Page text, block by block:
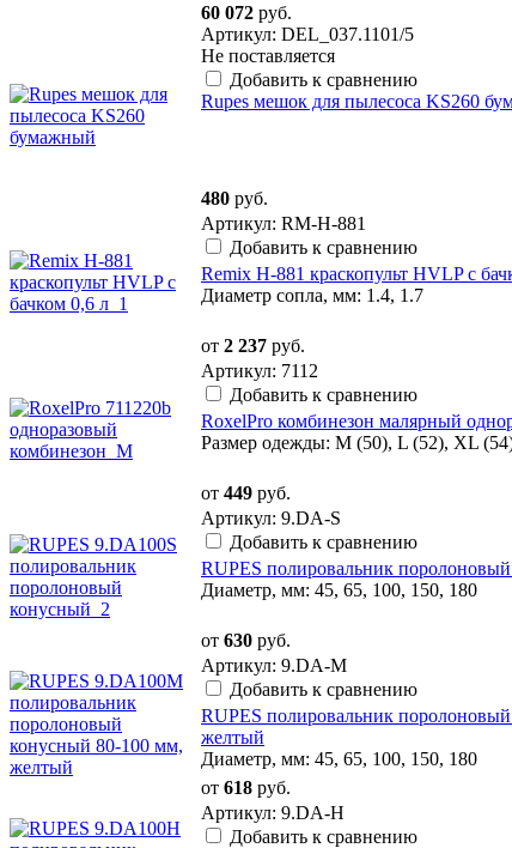
60 072 руб.
Артикул: DEL_037.1101/5
Не поставляется
Добавить к сравнению
Rupes мешок для пылесоса KS260
480 руб.
Артикул: RM-H-881
Добавить к сравнению
Remix H-881 краскопульт HVLP с
Диаметр сопла, мм: 1.4, 1.7
от 2 237 руб.
Артикул: 7112
Добавить к сравнению
RoxelPro комбинезон малярный
Размер одежды: M (50), L (52), XL
от 449 руб.
Артикул: 9.DA-S
Добавить к сравнению
RUPES полировальник
Диаметр, мм: 45, 65, 100, 150, 180
от 630 руб.
Артикул: 9.DA-M
Добавить к сравнению
RUPES полировальник
желтый
Диаметр, мм: 45, 65, 100, 150, 180
от 618 руб.
Артикул: 9.DA-H
Добавить к сравнению